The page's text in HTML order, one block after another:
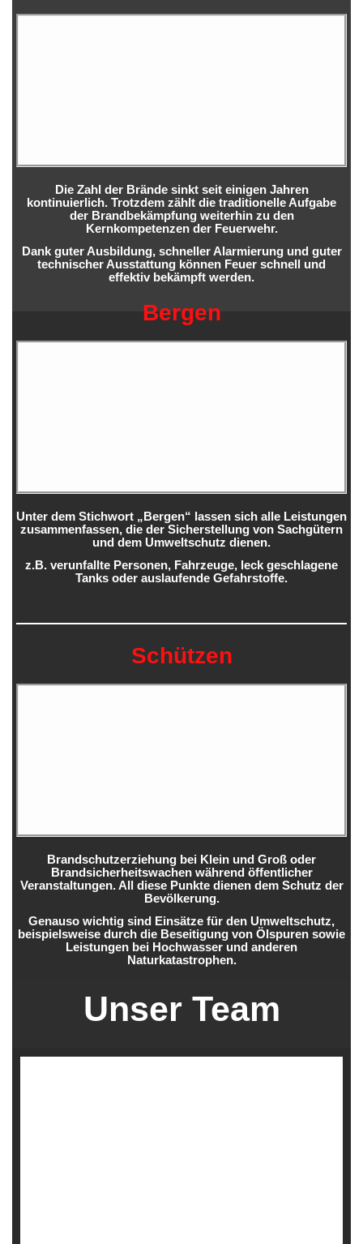
Die Zahl der Brände sinkt seit einigen Jahren
kontinuierlich. Trotzdem zählt die traditionelle Aufgabe
der Brandbekämpfung weiterhin zu den
Kernkompetenzen der Feuerwehr.
Dank guter Ausbildung, schneller Alarmierung und guter
technischer Ausstattung können Feuer schnell und
effektiv bekämpft werden.
Bergen
Unter dem Stichwort „Bergen“ lassen sich alle Leistungen
zusammenfassen, die der Sicherstellung von Sachgütern
und dem Umweltschutz dienen.
z.B. verunfallte Personen, Fahrzeuge, leck geschlagene
Tanks oder auslaufende Gefahrstoffe.
Schützen
Brandschutzerziehung bei Klein und Groß oder
Brandsicherheitswachen während öffentlicher
Veranstaltungen. All diese Punkte dienen dem Schutz der
Bevölkerung.
Genauso wichtig sind Einsätze für den Umweltschutz,
beispielsweise durch die Beseitigung von Ölspuren sowie
Leistungen bei Hochwasser und anderen
Naturkatastrophen.
Unser Team